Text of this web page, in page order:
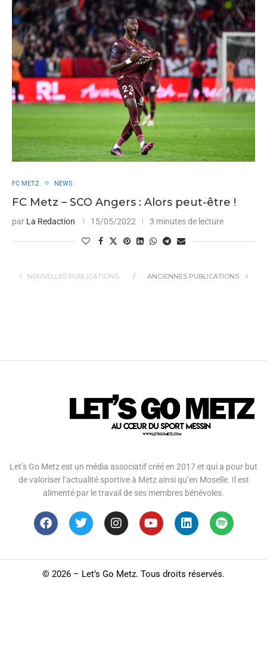
FC METZ NEWS
FC Metz – SCO Angers : Alors peut-être !
par La Redaction 15/05/2022 3 minutes de lecture
NOUVELLES PUBLICATIONS ANCIENNES PUBLICATIONS
Let’s Go Metz est un média associatif créé en 2017 et qui a pour but
de valoriser l’actualité sportive à Metz ainsi qu’en Moselle. Il est
alimenté par le travail de ses membres bénévoles.
© 2026 – Let’s Go Metz. Tous droits réservés.